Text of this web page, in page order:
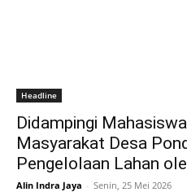
Headline
Didampingi
Masyarakat Desa
Pengelolaan Lahan
Alin Indra Jaya - Senin, 25 Mei 2026